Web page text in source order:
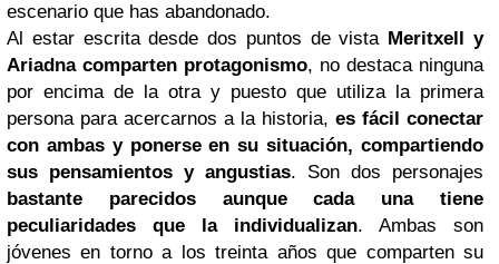
escenario que has abandonado.
Al estar escrita desde dos puntos de vista Meritxell y
Ariadna comparten protagonismo, no destaca ninguna
por encima de la otra y puesto que utiliza la primera
persona para acercarnos a la historia, es fácil conectar
con ambas y ponerse en su situación, compartiendo
sus pensamientos y angustias. Son dos personajes
bastante parecidos aunque cada una tiene
peculiaridades que la individualizan. Ambas son
jóvenes en torno a los treinta años que comparten su